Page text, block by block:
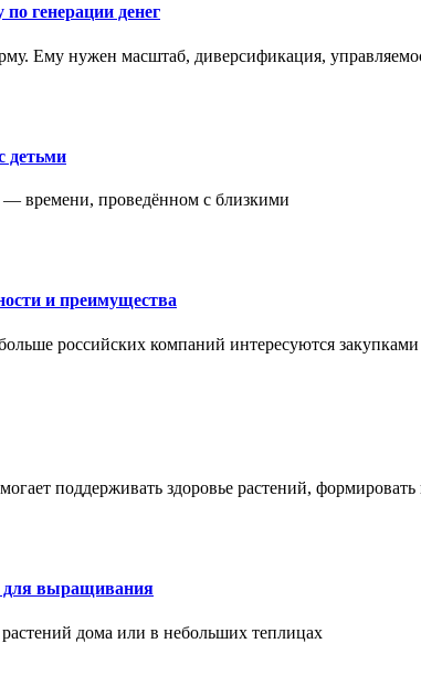
генерации денег
Ему нужен масштаб, диверсификация,
детьми
— времени, проведённом с близкими
и преимущества
российских компаний интересуются
поддерживать здоровье растений,
для выращивания
дома или в небольших теплицах